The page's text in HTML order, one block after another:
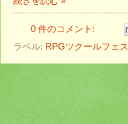
0 件のコメント:
ラベル: RPGツクールフェス